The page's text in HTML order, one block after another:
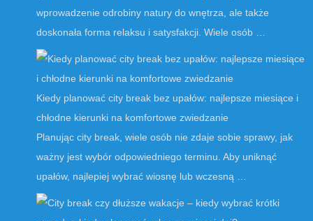
wprowadzenie odrobiny natury do wnętrza, ale także
doskonała forma relaksu i satysfakcji. Wiele osób …
Kiedy planować city break bez upałów: najlepsze miesiące i
chłodne kierunki na komfortowe zwiedzanie
Planując city break, wiele osób nie zdaje sobie sprawy, jak
ważny jest wybór odpowiedniego terminu. Aby uniknąć
upałów, najlepiej wybrać wiosnę lub wczesną …